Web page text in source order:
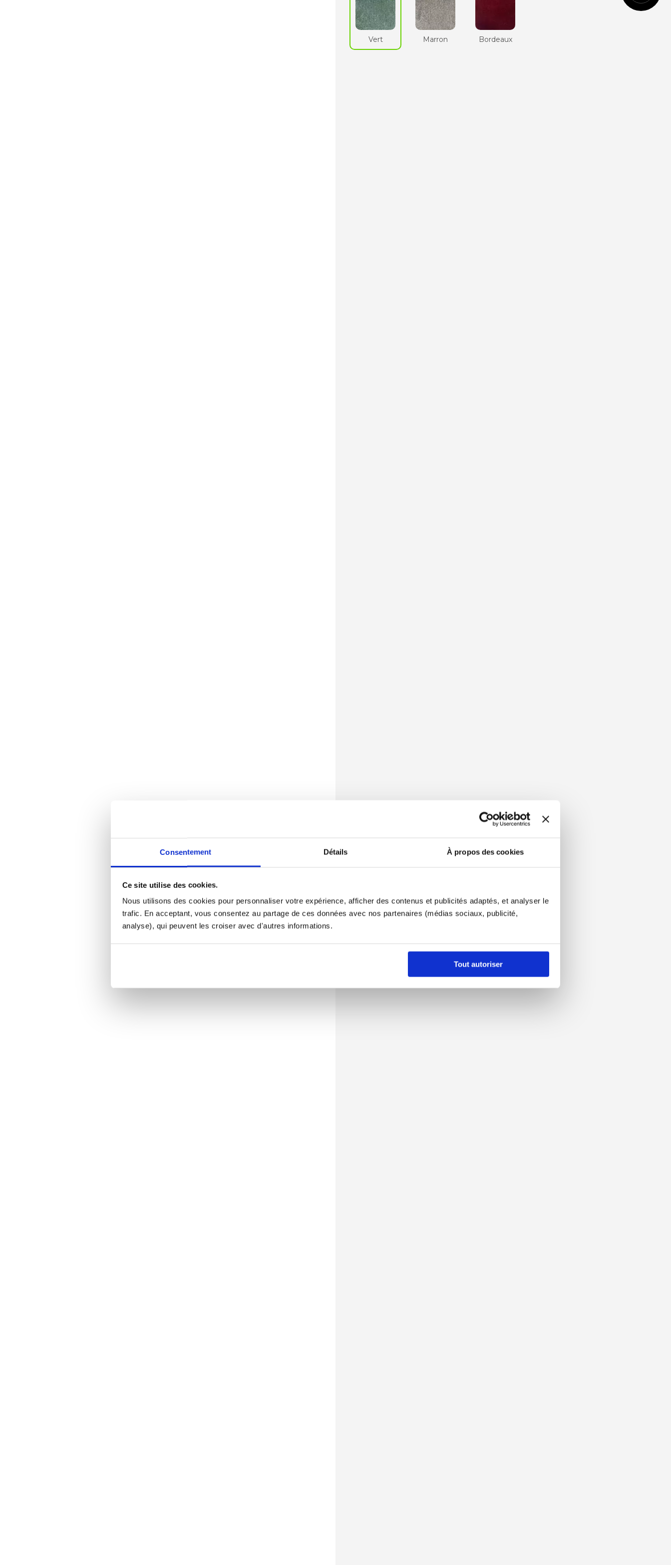
Consentement Détails À propos des cookies
Ce site utilise des cookies.
Nous utilisons des cookies pour personnaliser votre expérience, afficher des contenus et publicités adaptés, et analyser le
trafic. En acceptant, vous consentez au partage de ces données avec nos partenaires (médias sociaux, publicité,
analyse), qui peuvent les croiser avec d'autres informations.
Tout autoriser
Vert Marron Bordeaux